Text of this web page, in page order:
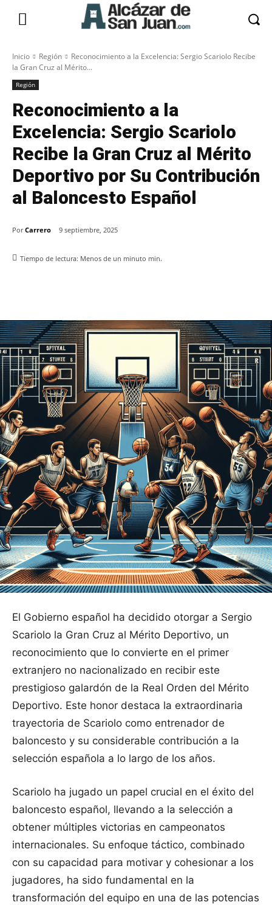
Inicio Región
Reconocimiento a la Excelencia: Sergio Scariolo Recibe
la Gran Cruz al Mérito...
Región
Reconocimiento a la
Excelencia: Sergio Scariolo
Recibe la Gran Cruz al Mérito
Deportivo por Su Contribución
al Baloncesto Español
Por Carrero 9 septiembre, 2025
Tiempo de lectura: Menos de un minuto min.
El Gobierno español ha decidido otorgar a Sergio
Scariolo la Gran Cruz al Mérito Deportivo, un
reconocimiento que lo convierte en el primer
extranjero no nacionalizado en recibir este
prestigioso galardón de la Real Orden del Mérito
Deportivo. Este honor destaca la extraordinaria
trayectoria de Scariolo como entrenador de
baloncesto y su considerable contribución a la
selección española a lo largo de los años.
Scariolo ha jugado un papel crucial en el éxito del
baloncesto español, llevando a la selección a
obtener múltiples victorias en campeonatos
internacionales. Su enfoque táctico, combinado
con su capacidad para motivar y cohesionar a los
jugadores, ha sido fundamental en la
transformación del equipo en una de las potencias